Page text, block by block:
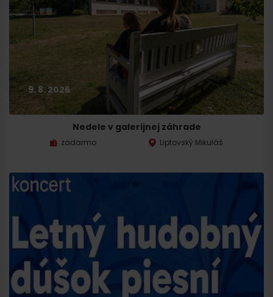
9. 8. 2026
Nedele v galerijnej záhrade
zadarmo Liptovský Mikuláš